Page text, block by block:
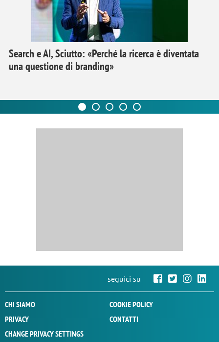
Search e AI, Sciutto: «Perché la ricerca è diventata
una questione di branding»
seguici su
CHI SIAMO
COOKIE POLICY
PRIVACY
CONTATTI
CHANGE PRIVACY SETTINGS